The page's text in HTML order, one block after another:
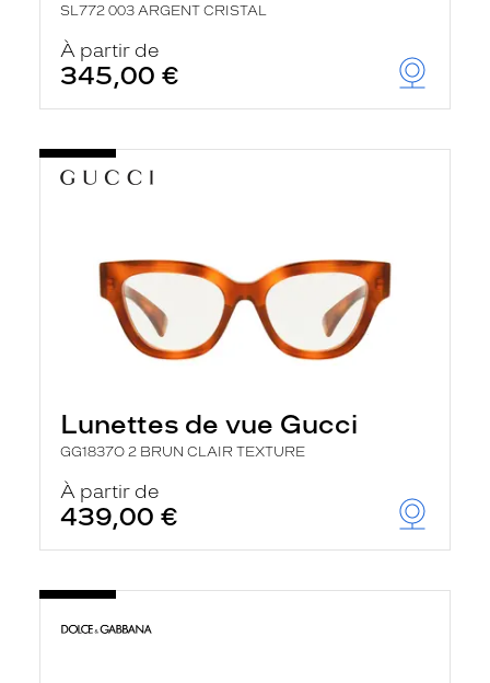
SL772 003 ARGENT CRISTAL
À partir de
345,00 €
Lunettes de vue Gucci
GG1837O 2 BRUN CLAIR TEXTURE
À partir de
439,00 €